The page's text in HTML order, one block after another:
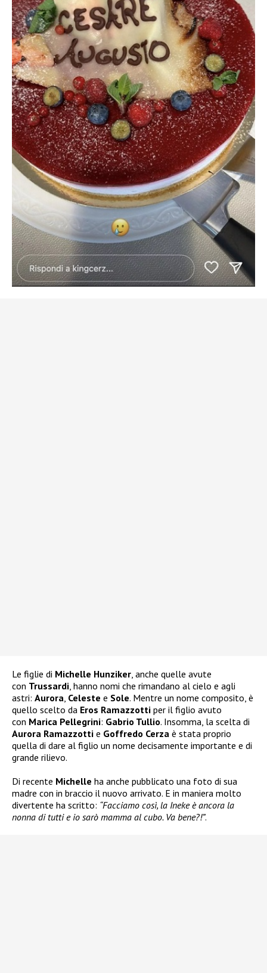
Le figlie di Michelle Hunziker, anche quelle avute
con Trussardi, hanno nomi che rimandano al cielo e agli
astri: Aurora, Celeste e Sole. Mentre un nome composito, è
quello scelto da Eros Ramazzotti per il figlio avuto
con Marica Pellegrini: Gabrio Tullio. Insomma, la scelta di
Aurora Ramazzotti e Goffredo Cerza è stata proprio
quella di dare al figlio un nome decisamente importante e di
grande rilievo.
Di recente Michelle ha anche pubblicato una foto di sua
madre con in braccio il nuovo arrivato. E in maniera molto
divertente ha scritto: “Facciamo così, la Ineke è ancora la
nonna di tutti e io sarò mamma al cubo. Va bene?!”.